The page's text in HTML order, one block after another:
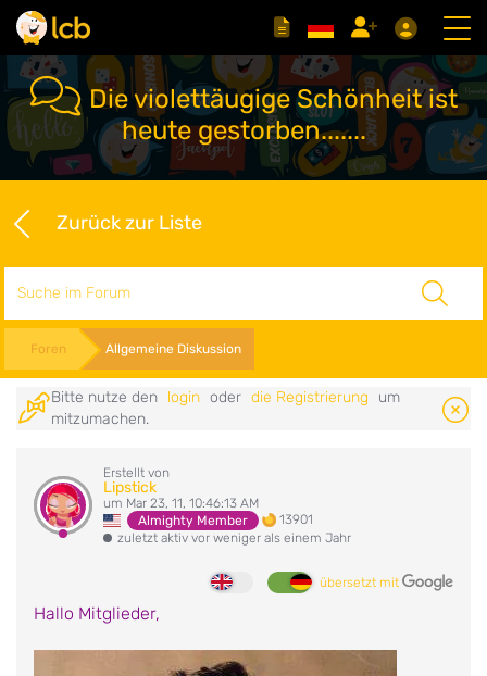
Die violettäugige Schönheit ist
heute gestorben.......
Zurück zur Liste
Foren Allgemeine Diskussion
Bitte nutze den login oder die Registrierung
um
mitzumachen.
Erstellt von
Lipstick
um Mar 23, 11, 10:46:13 AM
Almighty Member
13901
zuletzt aktiv vor weniger als einem Jahr
übersetzt mit
Hallo Mitglieder,